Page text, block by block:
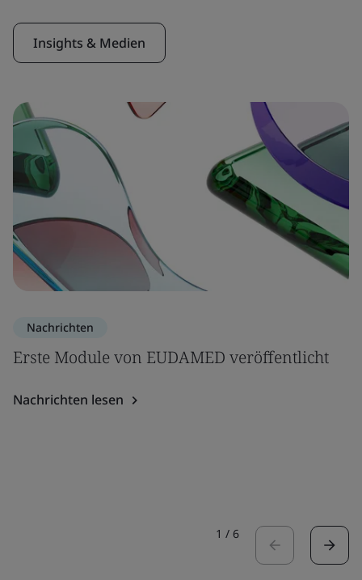
Insights & Medien
Nachrichten
Erste Module von EUDAMED veröffentlicht
Nachrichten lesen
1 / 6